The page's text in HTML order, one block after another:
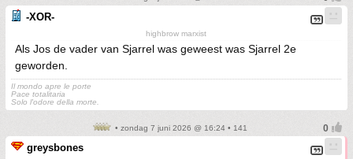
-XOR-
highbrow marxist
Als Jos de vader van Sjarrel was geweest was Sjarrel 2e
geworden.
Il mondo apre le porte
Pace totalitaria
Solo l'odore della morte.
• zondag 7 juni 2026 @ 16:24 • 141
greysbones